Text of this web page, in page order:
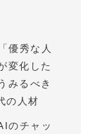
優秀な人
変化した
みるべき
人材
のチャッ